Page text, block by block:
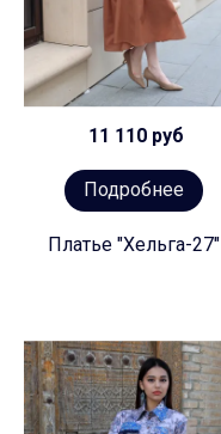
11 110 руб
Подробнее
Платье "Хельга-27"